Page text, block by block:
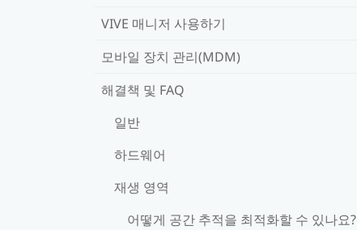
VIVE 매니저 사용하기
모바일 장치 관리(MDM)
해결책 및 FAQ
일반
하드웨어
재생 영역
어떻게 공간 추적을 최적화할 수 있나요?